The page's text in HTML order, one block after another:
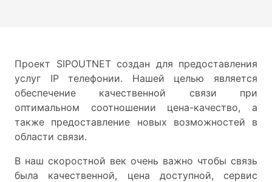
Проект SIPOUTNET создан для предоставления
услуг IP телефонии. Нашей целью является
обеспечение качественной связи при
оптимальном соотношении цена-качество, а
также предоставление новых возможностей в
области связи.
В наш скоростной век очень важно чтобы связь
была качественной, цена доступной, сервис